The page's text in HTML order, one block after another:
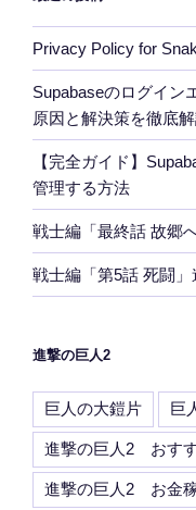
Privacy Policy for
Supabaseのログイン
原因と解決策を徹底解
【完全ガイド】
管理する方法
戦士編「最終話 故郷
戦士編「第5話 死闘
進撃の巨人2
巨人の大鎧片 巨
進撃の巨人2 おす
進撃の巨人2 お金